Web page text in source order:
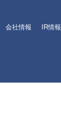
会社情報 IR情報